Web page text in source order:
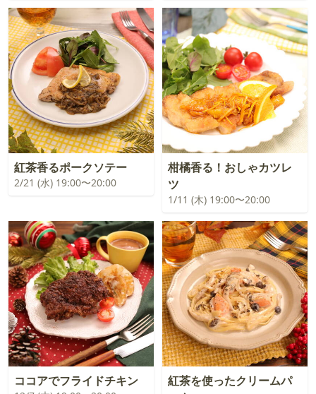
紅茶香るポークソテー
2/21 (水) 19:00〜20:00
柑橘香る！おしゃカツレ
ツ
1/11 (木) 19:00〜20:00
ココアでフライドチキン
紅茶を使ったクリームパ